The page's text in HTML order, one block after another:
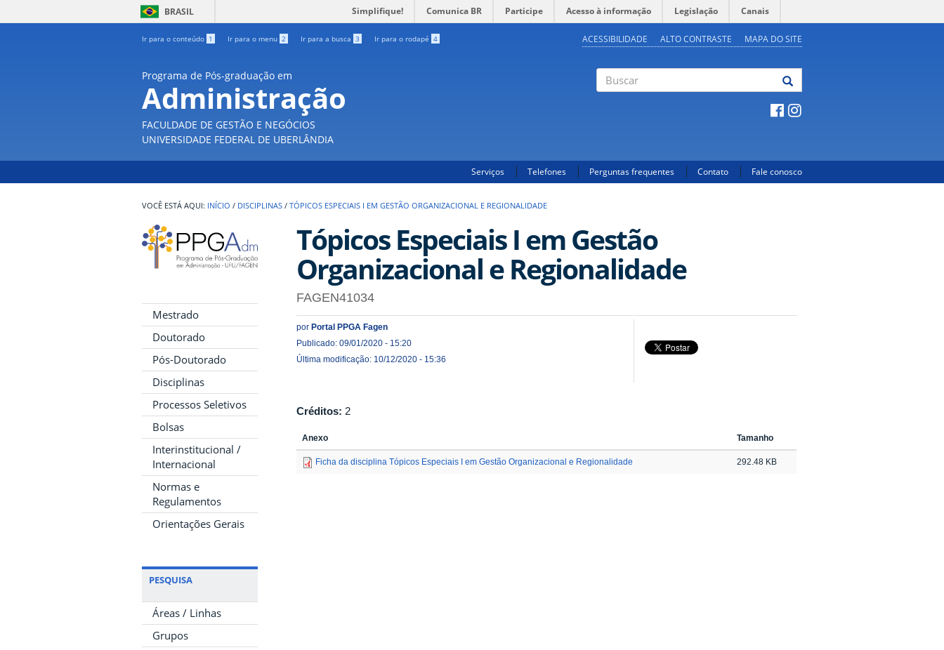
BRASIL Simplifique! Comunica BR Participe Acesso à informação Legislação Canais
Ir para o conteúdo 1 Ir para o menu 2 Ir para a busca 3 Ir para o rodapé 4 ACESSIBILIDADE ALTO CONTRASTE MAPA DO SITE
Programa de Pós-graduação em
Administração
FACULDADE DE GESTÃO E NEGÓCIOS
UNIVERSIDADE FEDERAL DE UBERLÂNDIA
Serviços Telefones Perguntas frequentes Contato Fale conosco
INÍCIO / DISCIPLINAS / TÓPICOS ESPECIAIS I EM GESTÃO ORGANIZACIONAL E REGIONALIDADE
Mestrado
Doutorado
Pós-Doutorado
Disciplinas
Processos Seletivos
Bolsas
Interinstitucional /
Internacional
Normas e
Regulamentos
Orientações Gerais
PESQUISA
Áreas / Linhas
Grupos
Tópicos Especiais I em Gestão
Organizacional e Regionalidade
FAGEN41034
por Portal PPGA Fagen
Publicado: 09/01/2020 - 15:20
Última modificação: 10/12/2020 - 15:36
Créditos: 2
Anexo Tamanho
Ficha da disciplina Tópicos Especiais I em Gestão Organizacional e Regionalidade 292.48 KB